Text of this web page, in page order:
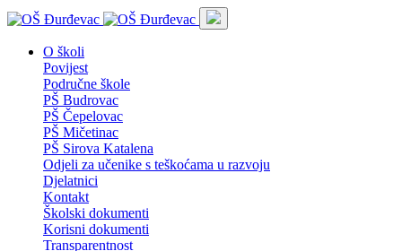
O školi
Povijest
Područne škole
PŠ Budrovac
PŠ Čepelovac
PŠ Mičetinac
PŠ Sirova Katalena
Odjeli za učenike s teškoćama u razvoju
Djelatnici
Kontakt
Školski dokumenti
Korisni dokumenti
Transparentnost